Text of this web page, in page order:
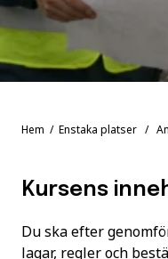
Hem / Enstaka platser /
Kursens
Du ska efter
lagar, regler och